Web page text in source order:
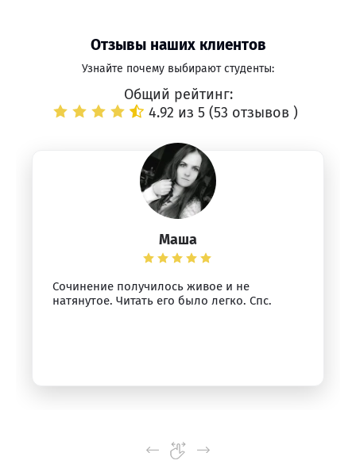
Отзывы наших клиентов
Узнайте почему выбирают студенты:
Общий рейтинг:
4.92 из 5 (53 отзывов )
Маша
Сочинение получилось живое и не
натянутое. Читать его было легко. Спс.